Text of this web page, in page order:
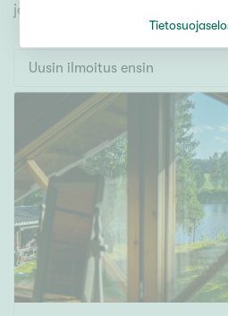
Vapaa-ajan asunto
Muut
Hinta
000
Pinta-ala
jonka avulla löydät omien
Uusin ilmoitus ensin